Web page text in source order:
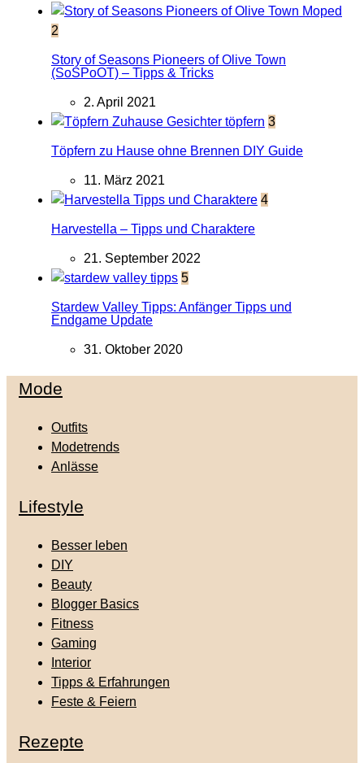
2
Story of Seasons Pioneers of Olive Town
(SoSPoOT) – Tipps & Tricks
2. April 2021
3
Töpfern zu Hause ohne Brennen DIY Guide
11. März 2021
4
Harvestella – Tipps und Charaktere
21. September 2022
5
Stardew Valley Tipps: Anfänger Tipps und
Endgame Update
31. Oktober 2020
Mode
Outfits
Modetrends
Anlässe
Lifestyle
Besser leben
DIY
Beauty
Blogger Basics
Fitness
Gaming
Interior
Tipps & Erfahrungen
Feste & Feiern
Rezepte